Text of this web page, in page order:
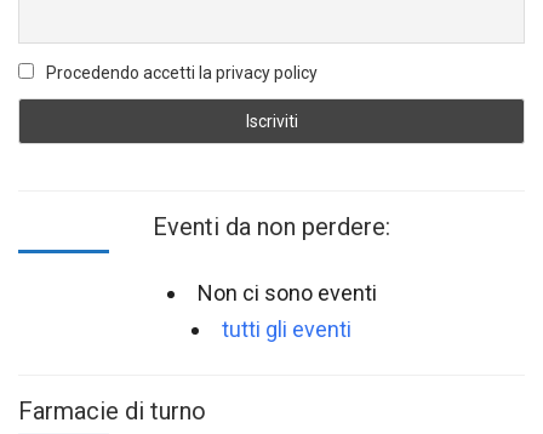
Procedendo accetti la privacy policy
Eventi da non perdere:
Non ci sono eventi
tutti gli eventi
Farmacie di turno